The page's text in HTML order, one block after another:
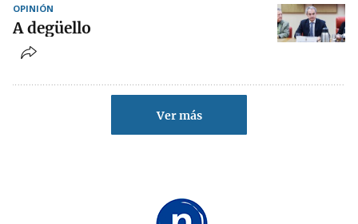
OPINIÓN
A degüello
Ver más